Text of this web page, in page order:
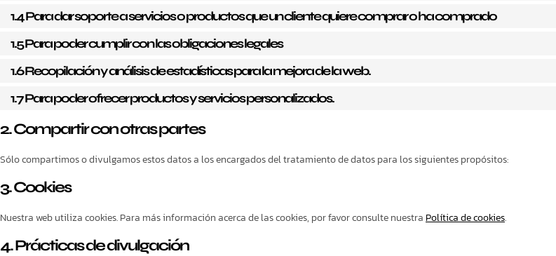
1.4 Para dar soporte a servicios o productos que un cliente quiere comprar o ha comprado
1.5 Para poder cumplir con las obligaciones legales
1.6 Recopilación y análisis de estadísticas para la mejora de la web.
1.7 Para poder ofrecer productos y servicios personalizados.
2. Compartir con otras partes
Sólo compartimos o divulgamos estos datos a los encargados del tratamiento de datos para los siguientes propósitos:
3. Cookies
Nuestra web utiliza cookies. Para más información acerca de las cookies, por favor consulte nuestraPolítica de cookies.
4. Prácticas de divulgación